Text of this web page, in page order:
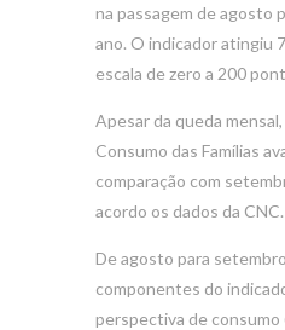
na passagem de agosto
ano. O indicador atingiu
escala de zero a 200
Apesar da queda
Consumo das Famílias
comparação com
acordo os dados da CNC.
De agosto para
componentes do
perspectiva de consumo